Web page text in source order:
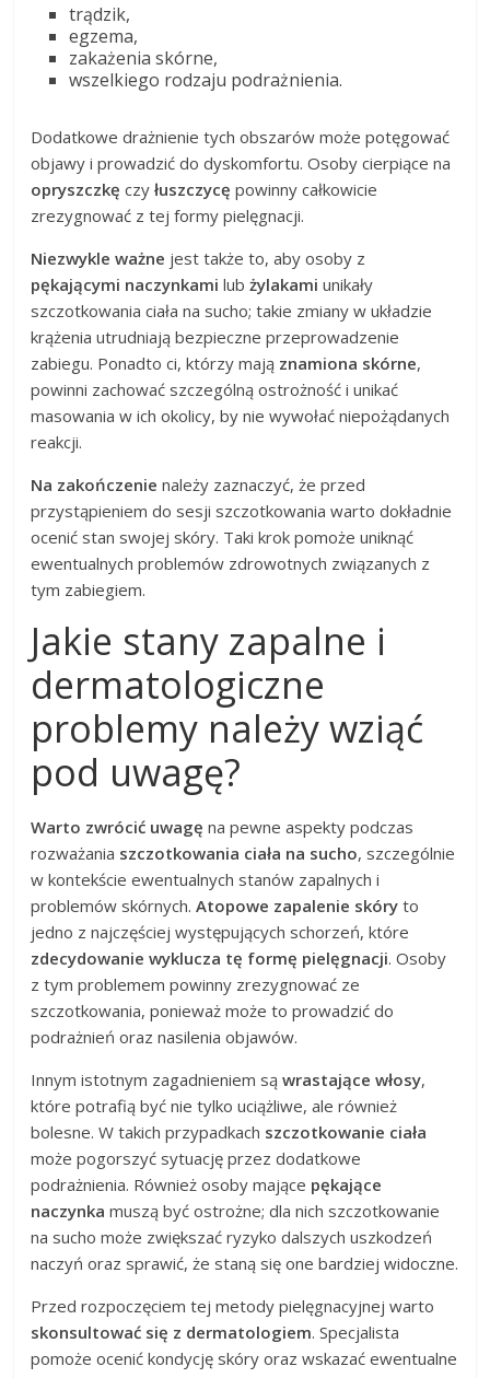
trądzik,
egzema,
zakażenia skórne,
wszelkiego rodzaju podrażnienia.
Dodatkowe drażnienie tych obszarów może potęgować
objawy i prowadzić do dyskomfortu. Osoby cierpiące na
opryszczkę czyłuszczycę powinny całkowicie
zrezygnować z tej formy pielęgnacji.
Niezwykle ważne jest także to, aby osoby z
pękającymi naczynkami lubżylakami unikały
szczotkowania ciała na sucho; takie zmiany w układzie
krążenia utrudniają bezpieczne przeprowadzenie
zabiegu. Ponadto ci, którzy mają znamiona skórne,
powinni zachować szczególną ostrożność i unikać
masowania w ich okolicy, by nie wywołać niepożądanych
reakcji.
Na zakończenie należy zaznaczyć, że przed
przystąpieniem do sesji szczotkowania warto dokładnie
ocenić stan swojej skóry. Taki krok pomoże uniknąć
ewentualnych problemów zdrowotnych związanych z
tym zabiegiem.
Jakie stany zapalne i
dermatologiczne
problemy należy wziąć
pod uwagę?
Warto zwrócić uwagę na pewne aspekty podczas
rozważania szczotkowania ciała na sucho, szczególnie
w kontekście ewentualnych stanów zapalnych i
problemów skórnych.Atopowe zapalenie skóry to
jedno z najczęściej występujących schorzeń, które
zdecydowanie wyklucza tę formę pielęgnacji. Osoby
z tym problemem powinny zrezygnować ze
szczotkowania, ponieważ może to prowadzić do
podrażnień oraz nasilenia objawów.
Innym istotnym zagadnieniem sąwrastające włosy,
które potrafią być nie tylko uciążliwe, ale również
bolesne. W takich przypadkach szczotkowanie ciała
może pogorszyć sytuację przez dodatkowe
podrażnienia. Również osoby mające pękające
naczynka muszą być ostrożne; dla nich szczotkowanie
na sucho może zwiększać ryzyko dalszych uszkodzeń
naczyń oraz sprawić, że staną się one bardziej widoczne.
Przed rozpoczęciem tej metody pielęgnacyjnej warto
skonsultować się z dermatologiem. Specjalista
pomoże ocenić kondycję skóry oraz wskazać ewentualne